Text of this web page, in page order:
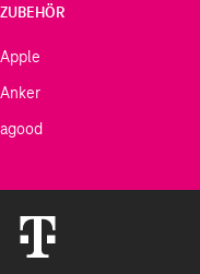
ZUBEHÖR
Apple
Anker
agood